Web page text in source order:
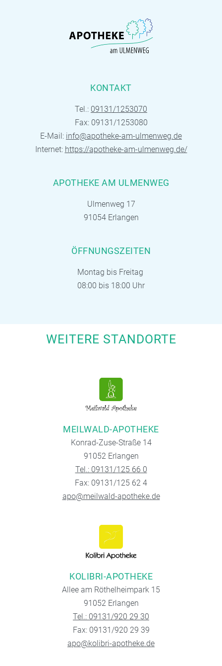
KONTAKT
Tel.: 09131/1253070
Fax: 09131/1253080
E-Mail: info@apotheke-am-ulmenweg.de
Internet: https://apotheke-am-ulmenweg.de/
APOTHEKE AM ULMENWEG
Ulmenweg 17
91054 Erlangen
ÖFFNUNGSZEITEN
Montag bis Freitag
08:00 bis 18:00 Uhr
WEITERE STANDORTE
MEILWALD-APOTHEKE
Konrad-Zuse-Straße 14
91052 Erlangen
Tel.: 09131/125 66 0
Fax: 09131/125 62 4
apo@meilwald-apotheke.de
KOLIBRI-APOTHEKE
Allee am Röthelheimpark 15
91052 Erlangen
Tel.: 09131/920 29 30
Fax: 09131/920 29 39
apo@kolibri-apotheke.de